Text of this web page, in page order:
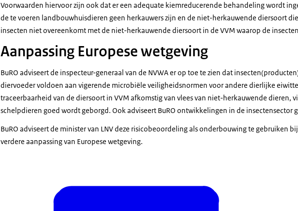
Voorwaarden hiervoor zijn ook dat er een adequate kiemreducerende behandeling wordt
de te voeren landbouwhuisdieren geen herkauwers zijn en de niet-herkauwende diersoort
insecten niet overeenkomt met de niet-herkauwende diersoort in de VVM waarop de
Aanpassing Europese wetgeving
BuRO adviseert de inspecteur-generaal van de NVWA er op toe te zien dat
diervoeder voldoen aan vigerende microbiële veiligheidsnormen voor andere dierlijke
traceerbaarheid van de diersoort in VVM afkomstig van vlees van niet-herkauwende dieren,
schelpdieren goed wordt geborgd. Ook adviseert BuRO ontwikkelingen in de insectensector
BuRO adviseert de minister van LNV deze risicobeoordeling als onderbouwing te gebruiken
verdere aanpassing van Europese wetgeving.